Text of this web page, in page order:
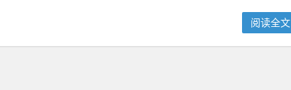
阅读全文